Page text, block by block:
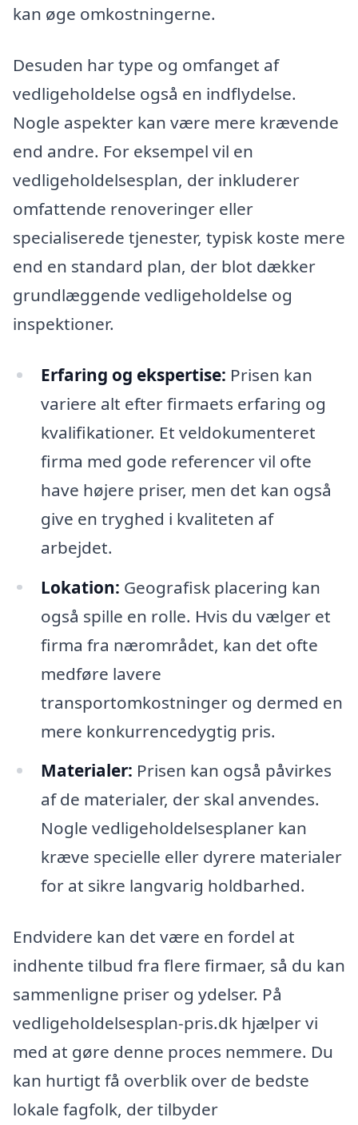
kan øge omkostningerne.
Desuden har type og omfanget af
vedligeholdelse også en indflydelse.
Nogle aspekter kan være mere krævende
end andre. For eksempel vil en
vedligeholdelsesplan, der inkluderer
omfattende renoveringer eller
specialiserede tjenester, typisk koste mere
end en standard plan, der blot dækker
grundlæggende vedligeholdelse og
inspektioner.
Erfaring og ekspertise: Prisen kan
variere alt efter firmaets erfaring og
kvalifikationer. Et veldokumenteret
firma med gode referencer vil ofte
have højere priser, men det kan også
give en tryghed i kvaliteten af
arbejdet.
Lokation: Geografisk placering kan
også spille en rolle. Hvis du vælger et
firma fra nærområdet, kan det ofte
medføre lavere
transportomkostninger og dermed en
mere konkurrencedygtig pris.
Materialer: Prisen kan også påvirkes
af de materialer, der skal anvendes.
Nogle vedligeholdelsesplaner kan
kræve specielle eller dyrere materialer
for at sikre langvarig holdbarhed.
Endvidere kan det være en fordel at
indhente tilbud fra flere firmaer, så du kan
sammenligne priser og ydelser. På
vedligeholdelsesplan-pris.dk hjælper vi
med at gøre denne proces nemmere. Du
kan hurtigt få overblik over de bedste
lokale fagfolk, der tilbyder